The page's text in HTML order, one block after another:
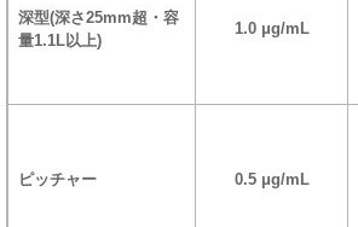
深型(深さ25mm超・容
量1.1L以上)
1.0 μg/mL
ピッチャー 0.5 μg/mL